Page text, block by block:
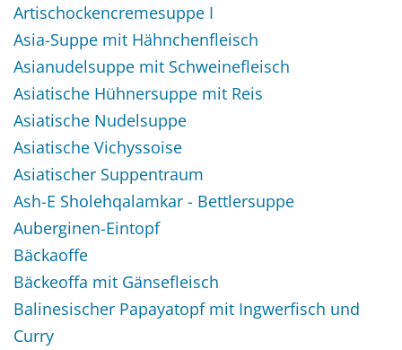
Artischockencremesuppe I
Asia-Suppe mit Hähnchenfleisch
Asianudelsuppe mit Schweinefleisch
Asiatische Hühnersuppe mit Reis
Asiatische Nudelsuppe
Asiatische Vichyssoise
Asiatischer Suppentraum
Ash-E Sholehqalamkar - Bettlersuppe
Auberginen-Eintopf
Bäckaoffe
Bäckeoffa mit Gänsefleisch
Balinesischer Papayatopf mit Ingwerfisch und
Curry